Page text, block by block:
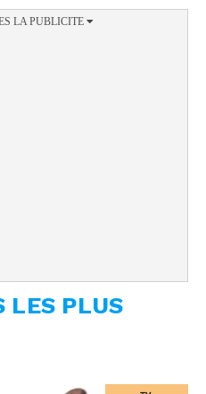
LES PLUS